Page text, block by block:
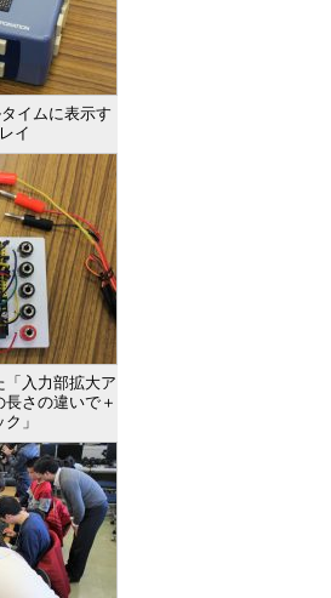
イムに表示す
イ
「入力部拡大ア
さの違いで＋
」